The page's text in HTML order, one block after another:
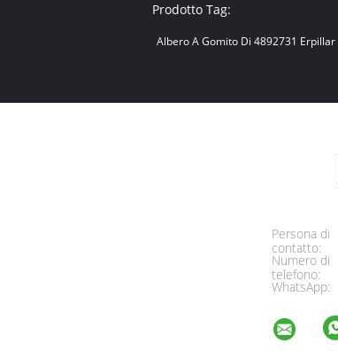
Prodotto Tag:
Albero A Gomito Di 4892731 Erpillar
Persona di
contatto:
Numero di
telefono:
WhatsApp: